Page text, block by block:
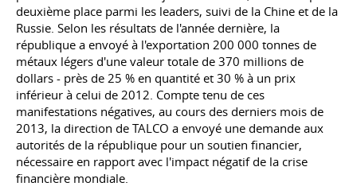
deuxième place parmi les leaders, suivi de la Chine et de la
Russie. Selon les résultats de l'année dernière, la
république a envoyé à l'exportation 200 000 tonnes de
métaux légers d'une valeur totale de 370 millions de
dollars - près de 25 % en quantité et 30 % à un prix
inférieur à celui de 2012. Compte tenu de ces
manifestations négatives, au cours des derniers mois de
2013, la direction de TALCO a envoyé une demande aux
autorités de la république pour un soutien financier,
nécessaire en rapport avec l'impact négatif de la crise
financière mondiale.